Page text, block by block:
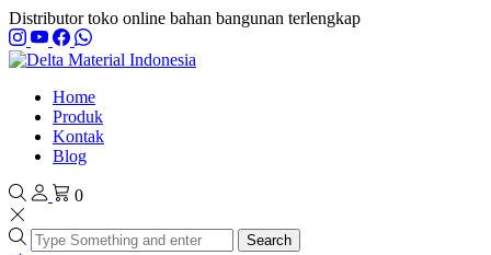
Distributor toko online bahan bangunan terlengkap
Home
Produk
Kontak
Blog
0
Search